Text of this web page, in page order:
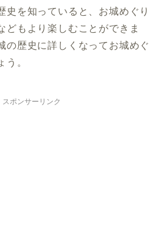
史を知っていると、お城めぐり
どもより楽しむことができま
の歴史に詳しくなってお城めぐ
う。
スポンサーリンク